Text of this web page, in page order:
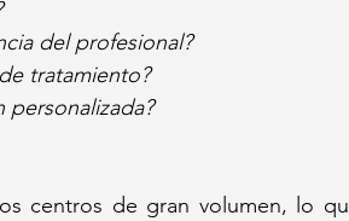
del profesional?
tratamiento?
personalizada?
centros de gran volumen, lo